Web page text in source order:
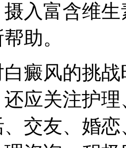
入富含维
助。
风的挑战
应关注护
交友、婚